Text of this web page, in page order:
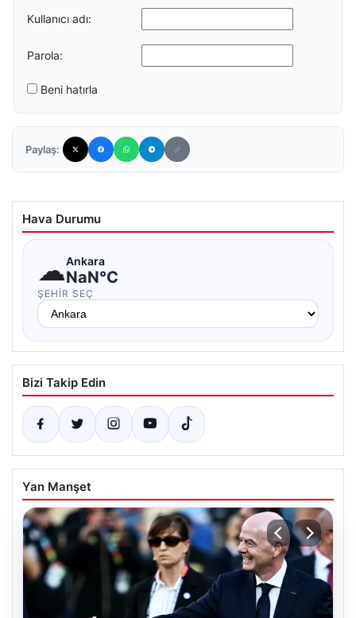
Kullanıcı adı:
Parola:
Beni hatırla
Paylaş:
Hava Durumu
☁Ankara
NaN°C
ŞEHIR SEÇ
Bizi Takip Edin
Yan Manşet